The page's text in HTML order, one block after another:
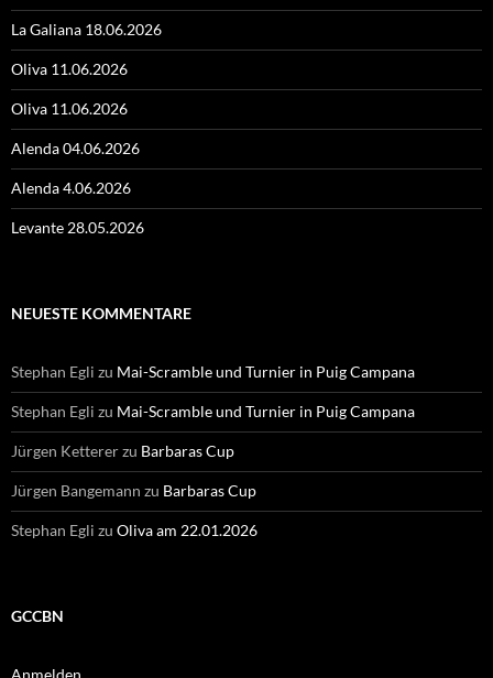
La Galiana 18.06.2026
Oliva 11.06.2026
Oliva 11.06.2026
Alenda 04.06.2026
Alenda 4.06.2026
Levante 28.05.2026
NEUESTE KOMMENTARE
Stephan Egli zu Mai-Scramble und Turnier in Puig Campana
Stephan Egli zu Mai-Scramble und Turnier in Puig Campana
Jürgen Kettererzu Barbaras Cup
Jürgen Bangemann zu Barbaras Cup
Stephan Egli zu Oliva am 22.01.2026
GCCBN
Anmelden